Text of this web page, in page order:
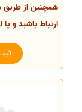
همچنین از طریق
ارتباط باشید و